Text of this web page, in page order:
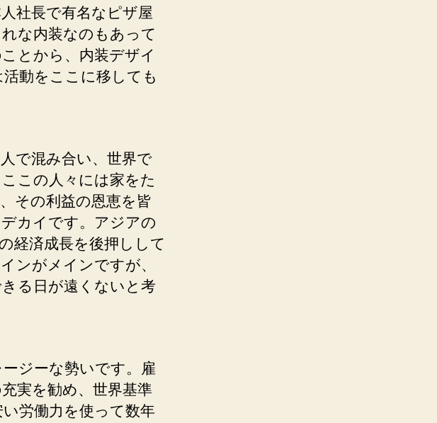
社長で有名なピザ屋
な内装なのもあって
とから、内装デザイ
動をここに移しても
で混み合い、世界で
この人々には家をた
その利益の恩恵を皆
カイです。アジアの
経済成長を後押しして
ンがメインですが、
る日が遠くないと考
ジーな勢いです。雇
実を勧め、世界基準
労働力を使って数年